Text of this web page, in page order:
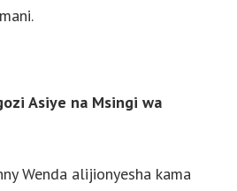
Asiye na Msingi wa
Wenda alijionyesha kama